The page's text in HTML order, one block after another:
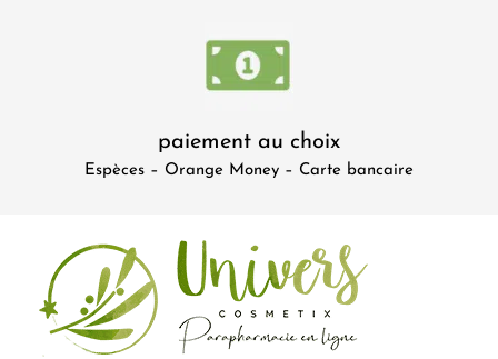
paiement au choix
Espèces – Orange Money – Carte bancaire